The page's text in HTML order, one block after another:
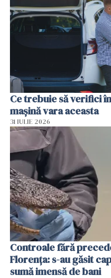
Ce trebuie să verifici
mașină vara aceasta
31 IULIE 2026
Controale fără
Florența: s-au găsit
sumă imensă de bani